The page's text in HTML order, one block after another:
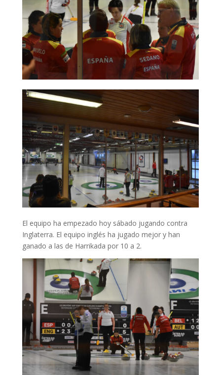
El equipo ha empezado hoy sábado jugando contra
Inglaterra. El equipo inglés ha jugado mejor y han
ganado a las de Harrikada por 10 a 2.